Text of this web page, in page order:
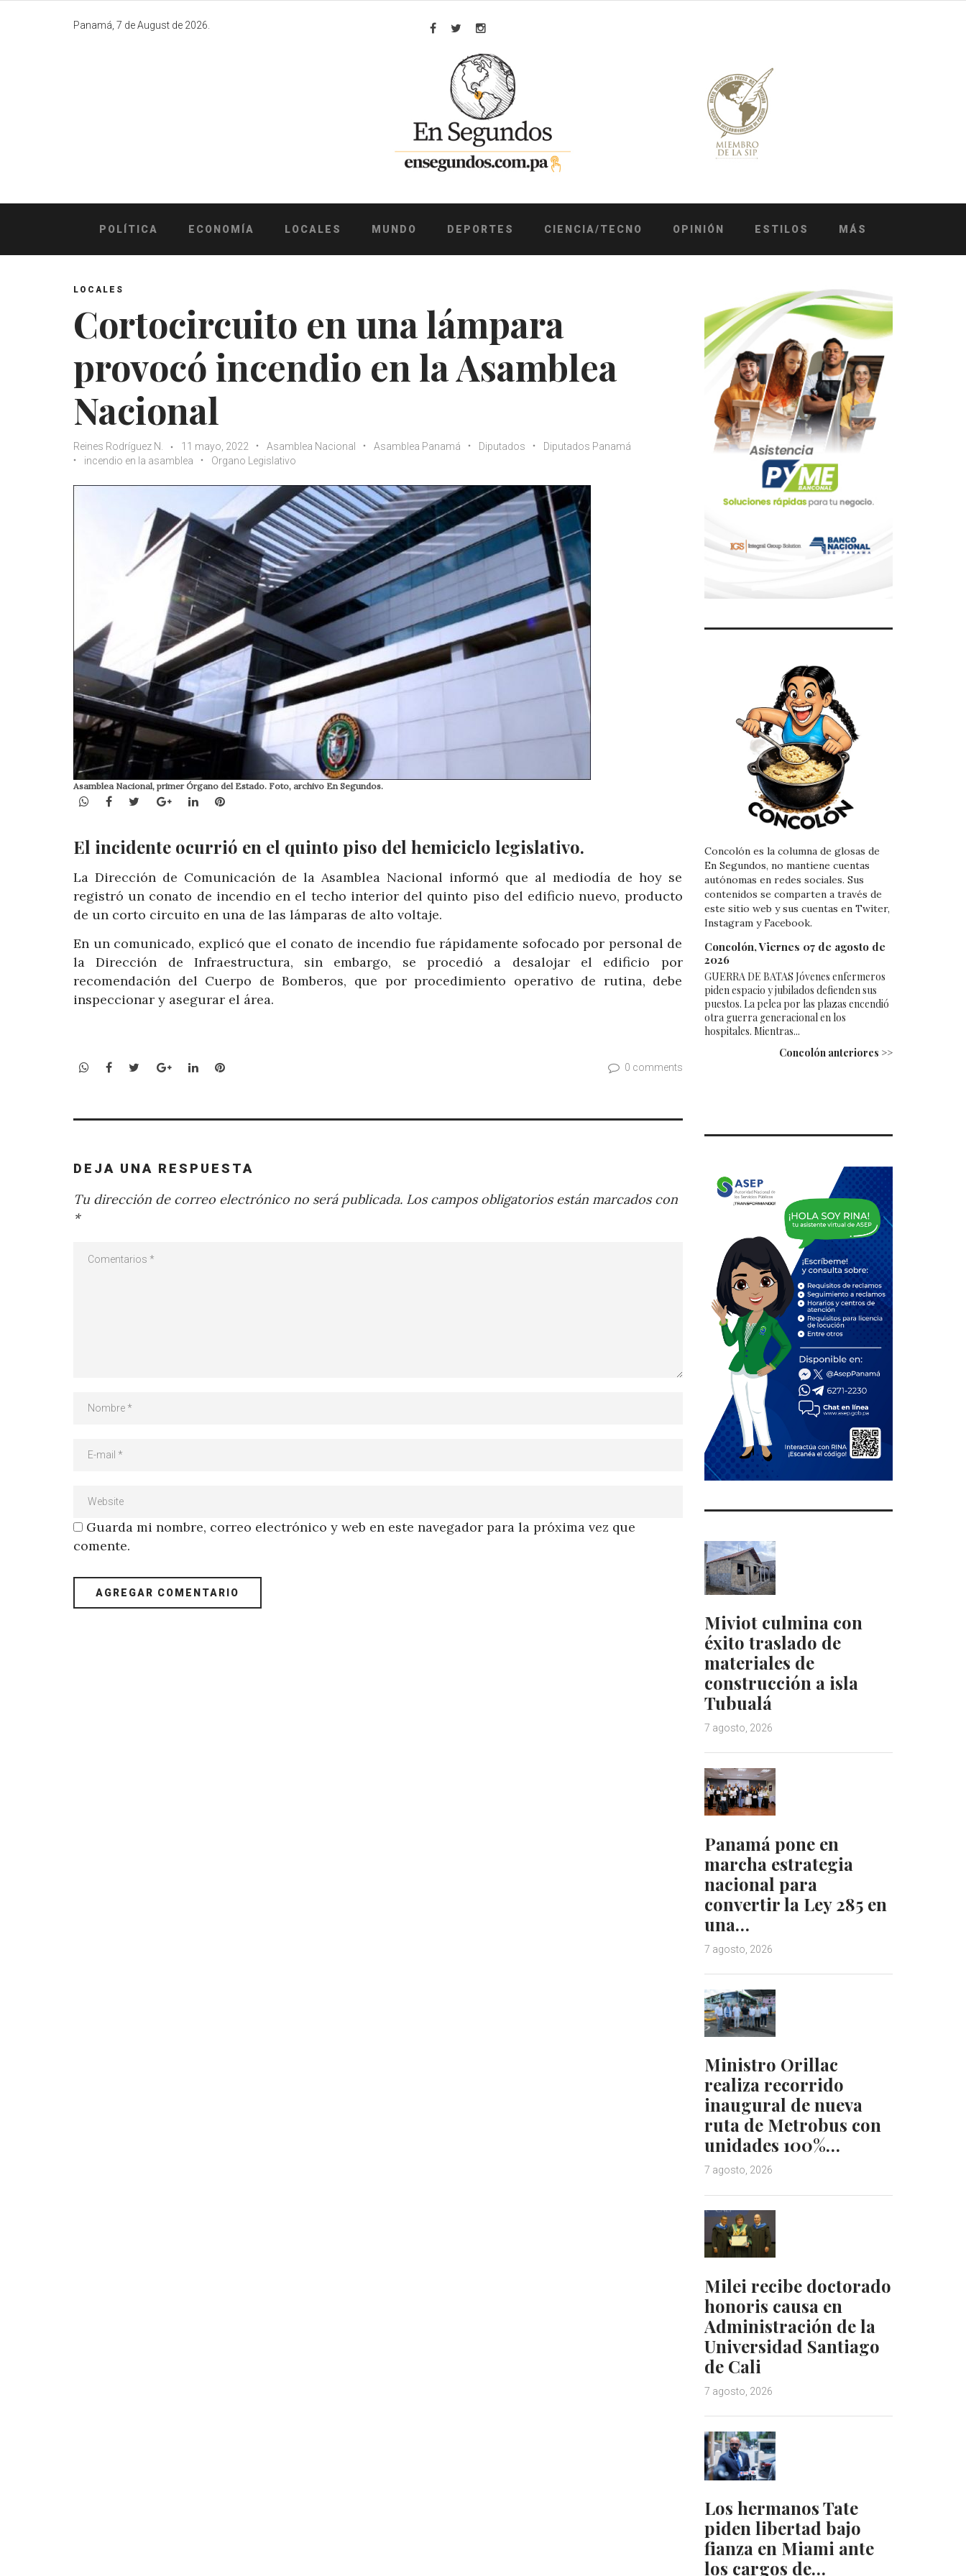
Panamá, 7 de August de 2026.
Facebook
TwitterInstagram
POLÍTICA ECONOMÍA LOCALES MUNDO DEPORTES CIENCIA/TECNO OPINIÓN ESTILOS MÁS
LOCALES
Cortocircuito en una lámpara
provocó incendio en la Asamblea
Nacional
Reines Rodríguez N. 11 mayo, 2022 Asamblea Nacional Asamblea Panamá Diputados
Diputados Panamá
incendio en la asamblea
Organo Legislativo
Asamblea Nacional, primer Órgano del Estado. Foto, archivo En Segundos.
WhatsApp
Facebook
TwitterGoogle+LinkedInPinterest
El incidente ocurrió en el quinto piso del hemiciclo legislativo.
La Dirección de Comunicación de la Asamblea Nacional informó que al mediodía de hoy se
registró un conato de incendio en el techo inte­rior del quinto piso del edificio nuevo, producto
de un corto circuito en una de las lámparas de alto voltaje.
En un comunicado, explicó que el conato de incendio fue rápidamente sofocado por pers­onal de
la Dirección de Infraestructura, sin embargo, se procedió a desalojar el edificio por
recomendación del Cuerpo de Bomberos, que por procedimiento operativo de rutina, debe
inspeccionar y asegurar el área.
WhatsApp
Facebook
TwitterGoogle+LinkedInPinterest 0 comments
DEJA UNA RESPUESTA
Tu dirección de correo electrónico no será publicada. Los campos obligatorios están marcados con
*
Guarda mi nombre, correo electrónico y web en este navegador para la próxima vez que
comente.
Concolón es la columna de glosas de
En Segundos, no mantiene cuentas
autónomas en redes sociales. Sus
contenidos se comparten a través de
este sitio web y sus cuentas en Twiter,
Instagram y Facebook.
Concolón, Viernes 07 de agosto de
2026
GUERRA DE BATAS Jóvenes enfermeros
piden espacio y jubilados defienden sus
puestos. La pelea por las plazas encendió
otra guerra generacional en los
hospitales. Mientras...
Concolón anteriores >>
Miviot culmina con
éxito traslado de
materiales de
construcción a isla
Tubualá
7 agosto, 2026
Panamá pone en
marcha estrategia
nacional para
convertir la Ley 285 en
una…
7 agosto, 2026
Ministro Orillac
realiza recorrido
inaugural de nueva
ruta de Metrobus con
unidades 100%…
7 agosto, 2026
Milei recibe doctorado
honoris causa en
Administración de la
Universidad Santiago
de Cali
7 agosto, 2026
Los hermanos Tate
piden libertad bajo
fianza en Miami ante
los cargos de…